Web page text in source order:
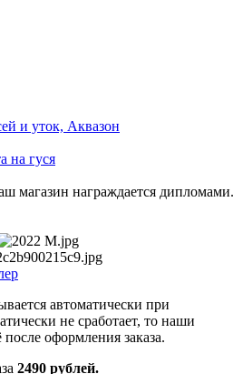
и уток, Аквазон
на гуся
магазин награждается дипломами.
автоматически при
не сработает, то наши
оформления заказа.
2490 рублей.